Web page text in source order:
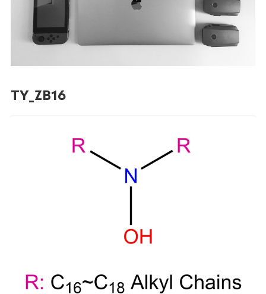
TY_ZB16